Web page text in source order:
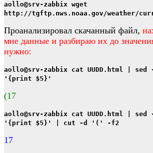
aollo@srv-zabbix wget
http://tgftp.nws.noaa.gov/weather/
Проанализировал скачанный файл,
мне данные и разбираю их до
нужно:
aollo@srv-zabbix cat UUDD.html |
'{print $5}'
(17
aollo@srv-zabbix cat UUDD.html |
'{print $5}' | cut -d '(' -f2
17